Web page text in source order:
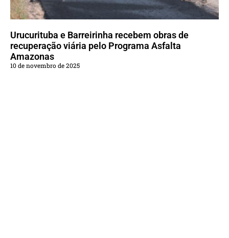
Urucurituba e Barreirinha recebem obras de
recuperação viária pelo Programa Asfalta
Amazonas
10 de novembro de 2025